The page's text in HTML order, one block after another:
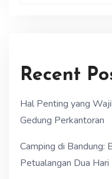
Recent
Hal Penting yang
Gedung Perkantoran
Camping di Bandung:
Petualangan Dua Hari